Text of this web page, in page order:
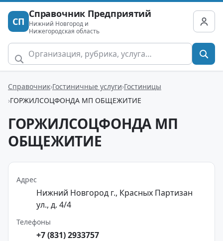
СП
Справочник Предприятий
Нижний Новгород и
Нижегородская область
Справочник Гостиничные услуги Гостиницы
ГОРЖИЛСОЦФОНДА МП ОБЩЕЖИТИЕ
ГОРЖИЛСОЦФОНДА МП
ОБЩЕЖИТИЕ
Адрес
Нижний Новгород г., Красных Партизан
ул., д. 4/4
Телефоны
+7 (831) 2933757